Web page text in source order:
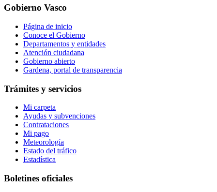
Gobierno Vasco
Página de inicio
Conoce el Gobierno
Departamentos y entidades
Atención ciudadana
Gobierno abierto
Gardena, portal de transparencia
Trámites y servicios
Mi carpeta
Ayudas y subvenciones
Contrataciones
Mi pago
Meteorología
Estado del tráfico
Estadística
Boletines oficiales